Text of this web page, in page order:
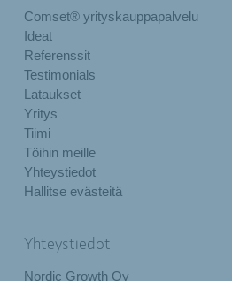
Comset® yrityskauppapalvelu
Ideat
Referenssit
Testimonials
Lataukset
Yritys
Tiimi
Töihin meille
Yhteystiedot
Hallitse evästeitä
Yhteystiedot
Nordic Growth Oy